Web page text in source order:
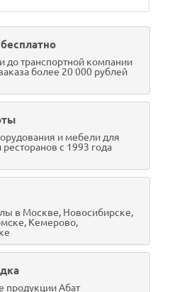
до транспортной компании
более 20 000 рублей
и мебели для
ресторанов с 1993 года
в Москве, Новосибирске,
Кемерово,
продукции Абат